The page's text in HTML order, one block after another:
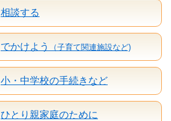
相談する
でかけよう （子育て関連施設など)
小・中学校の手続きなど
ひとり親家庭のために